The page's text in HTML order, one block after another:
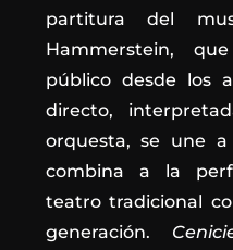
partitura del
Hammerstein,
público desde los
directo,
orquesta, se une
combina a la
teatro tradicional
generación.